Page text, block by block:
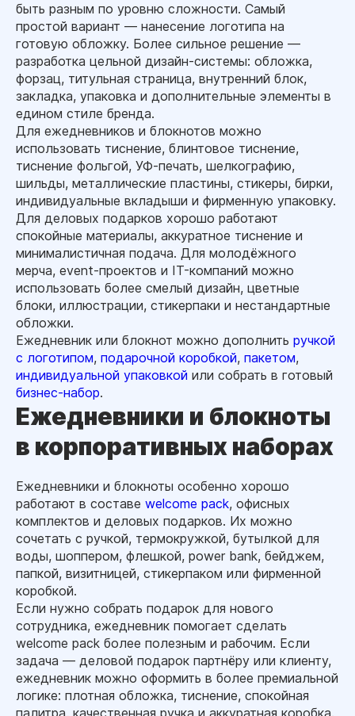
быть разным по уровню сложности. Самый
простой вариант — нанесение логотипа на
готовую обложку. Более сильное решение —
разработка цельной дизайн-системы: обложка,
форзац, титульная страница, внутренний блок,
закладка, упаковка и дополнительные элементы в
едином стиле бренда.
Для ежедневников и блокнотов можно
использовать тиснение, блинтовое тиснение,
тиснение фольгой, УФ-печать, шелкографию,
шильды, металлические пластины, стикеры, бирки,
индивидуальные вкладыши и фирменную упаковку.
Для деловых подарков хорошо работают
спокойные материалы, аккуратное тиснение и
минималистичная подача. Для молодёжного
мерча, event-проектов и IT-компаний можно
использовать более смелый дизайн, цветные
блоки, иллюстрации, стикерпаки и нестандартные
обложки.
Ежедневник или блокнот можно дополнить ручкой
с логотипом, подарочной коробкой, пакетом,
индивидуальной упаковкой или собрать в готовый
бизнес-набор.
Ежедневники и блокноты
в корпоративных наборах
Ежедневники и блокноты особенно хорошо
работают в составе welcome pack, офисных
комплектов и деловых подарков. Их можно
сочетать с ручкой, термокружкой, бутылкой для
воды, шоппером, флешкой, power bank, бейджем,
папкой, визитницей, стикерпаком или фирменной
коробкой.
Если нужно собрать подарок для нового
сотрудника, ежедневник помогает сделать
welcome pack более полезным и рабочим. Если
задача — деловой подарок партнёру или клиенту,
ежедневник можно оформить в более премиальной
логике: плотная обложка, тиснение, спокойная
палитра, качественная ручка и аккуратная коробка.